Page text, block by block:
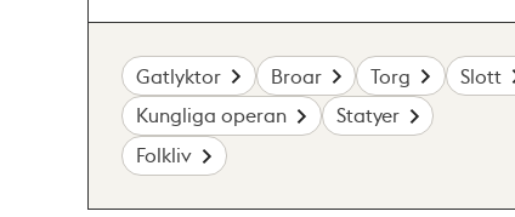
Gatlyktor Broar Torg
Slott
Kungliga operan
Statyer
Folkliv